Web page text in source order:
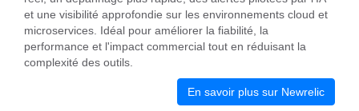
et une visibilité approfondie sur les environnements cloud et
microservices. Idéal pour améliorer la fiabilité, la
performance et l'impact commercial tout en réduisant la
complexité des outils.
En savoir plus sur Newrelic